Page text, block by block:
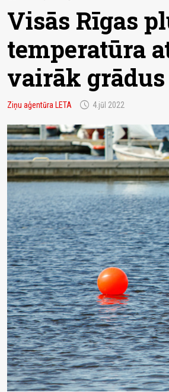
Visās Rīgas
temperatūra
vairāk grādus
Ziņu aģentūra LETA schedule 4.jūl 2022